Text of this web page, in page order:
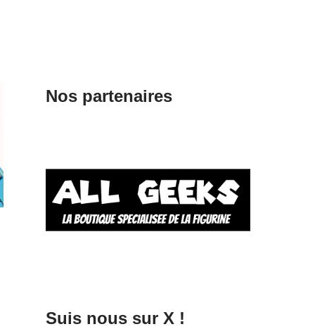
Nos partenaires
Suis nous sur X !